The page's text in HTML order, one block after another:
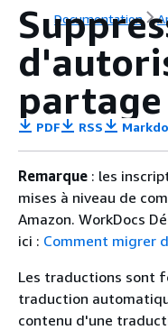
Documentation
partage
PDF RSS
Remarque : les
mises à niveau de
Amazon. WorkDocs
ici : Comment migrer
Les traductions sont
traduction
contenu d'une